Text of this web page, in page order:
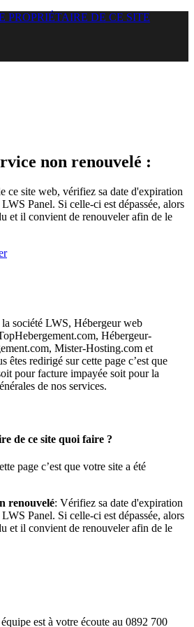
PROPRIÉTAIRE DE CE SITE
non renouvelé :
ce site web, vérifiez sa date d'expiration
Panel. Si celle-ci est dépassée, alors
et il convient de renouveler afin de le
la société LWS, Hébergeur web
Hébergeur-
Mister-Hosting.com et
êtes redirigé sur cette page c’est que
pour facture impayée soit pour la
de nos services.
de ce site quoi faire ?
page c’est que votre site a été
renouvelé: Vérifiez sa date d'expiration
Panel. Si celle-ci est dépassée, alors
et il convient de renouveler afin de le
est à votre écoute au 0892 700